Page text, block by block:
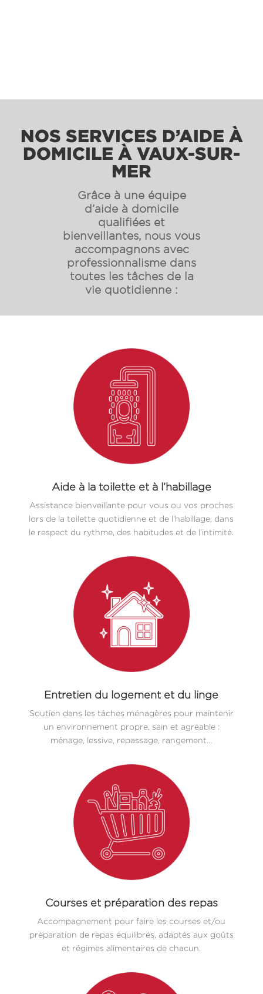
NOS SERVICES D’AIDE À
DOMICILE À VAUX-SUR-
MER
Grâce à une équipe
d’aide à domicile
qualifiées et
bienveillantes, nous vous
accompagnons avec
professionnalisme dans
toutes les tâches de la
vie quotidienne :
Aide à la toilette et à l’habillage
Assistance bienveillante pour vous ou vos proches
lors de la toilette quotidienne et de l’habillage, dans
le respect du rythme, des habitudes et de l’intimité.
Entretien du logement et du linge
Soutien dans les tâches ménagères pour maintenir
un environnement propre, sain et agréable :
ménage, lessive, repassage, rangement…
Courses et préparation des repas
Accompagnement pour faire les courses et/ou
préparation de repas équilibrés, adaptés aux goûts
et régimes alimentaires de chacun.